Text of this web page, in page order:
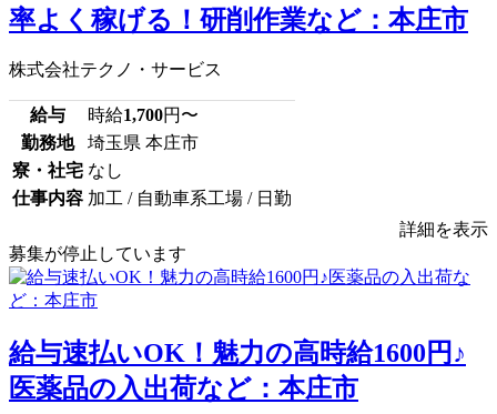
率よく稼げる！研削作業など：本庄市
株式会社テクノ・サービス
給与 時給1,700円〜
勤務地
埼玉県 本庄市
寮・社宅 なし
仕事内容 加工 / 自動車系工場 / 日勤
詳細を表示
募集が停止しています
給与速払いOK！魅力の高時給1600円♪
医薬品の入出荷など：本庄市